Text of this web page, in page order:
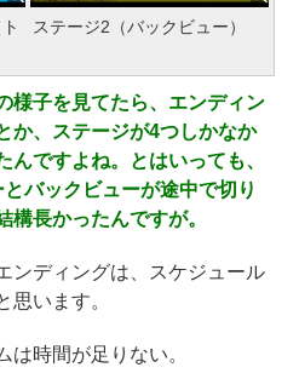
ステージ2（バックビュー）
子を見てたら、エンディン
か、ステージが4つしかなか
んですよね。とはいっても、
バックビューが途中で切り
長かったんですが。
ンディングは、スケジュール
思います。
時間が足りない。